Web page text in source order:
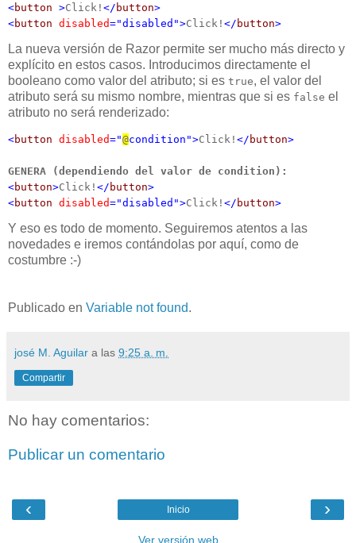
<button >Click! </ button>
<button disabled="disabled">Click! </ button>
La nueva versión de Razor permite ser mucho más directo y
explícito en estos casos. Introducimos directamente el
booleano como valor del atributo; si es true, el valor del
atributo será su mismo nombre, mientras que si es false el
atributo no será renderizado:
<button disabled="@condition">Click! </ button>
GENERA (dependiendo del valor de condition):
<button>Click! </ button>
<button disabled="disabled">Click! </ button>
Y eso es todo de momento. Seguiremos atentos a las
novedades e iremos contándolas por aquí, como de
costumbre :-)
Publicado en Variable not found.
josé M. Aguilar a las 9:25 a. m.
Compartir
No hay comentarios:
Publicar un comentario
‹ ›
Inicio
Ver versión web